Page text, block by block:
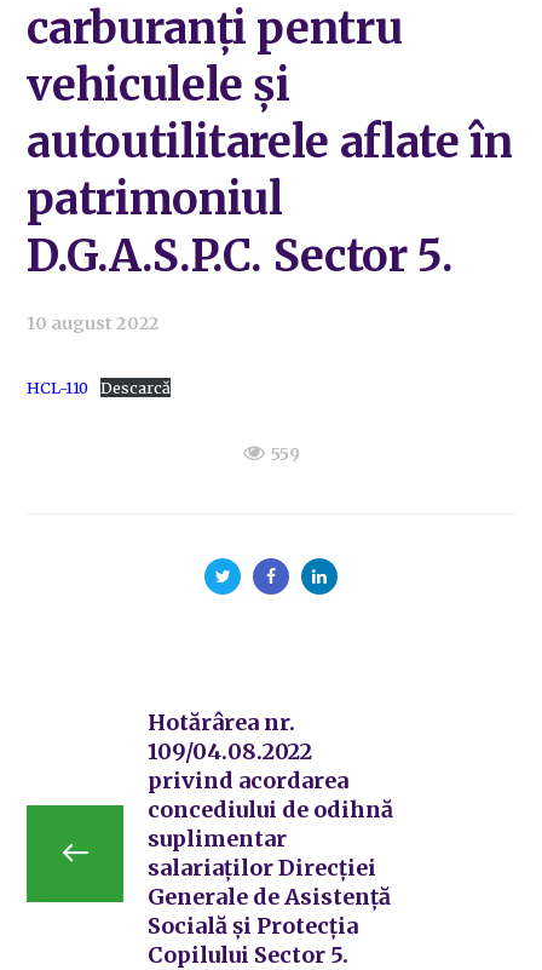
carburanți pentru
vehiculele și
autoutilitarele aflate în
patrimoniul
D.G.A.S.P.C. Sector 5.
10 august 2022
HCL-110 Descarcă
559
Hotărârea nr.
109/04.08.2022
privind acordarea
concediului de odihnă
suplimentar
salariaților Direcției
Generale de Asistență
Socială și Protecția
Copilului Sector 5.